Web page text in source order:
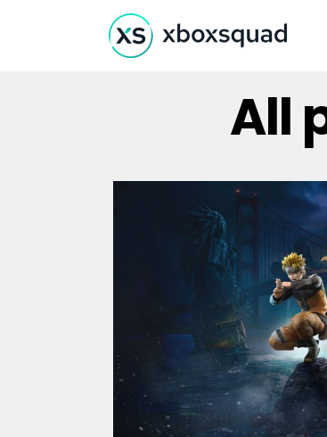
All